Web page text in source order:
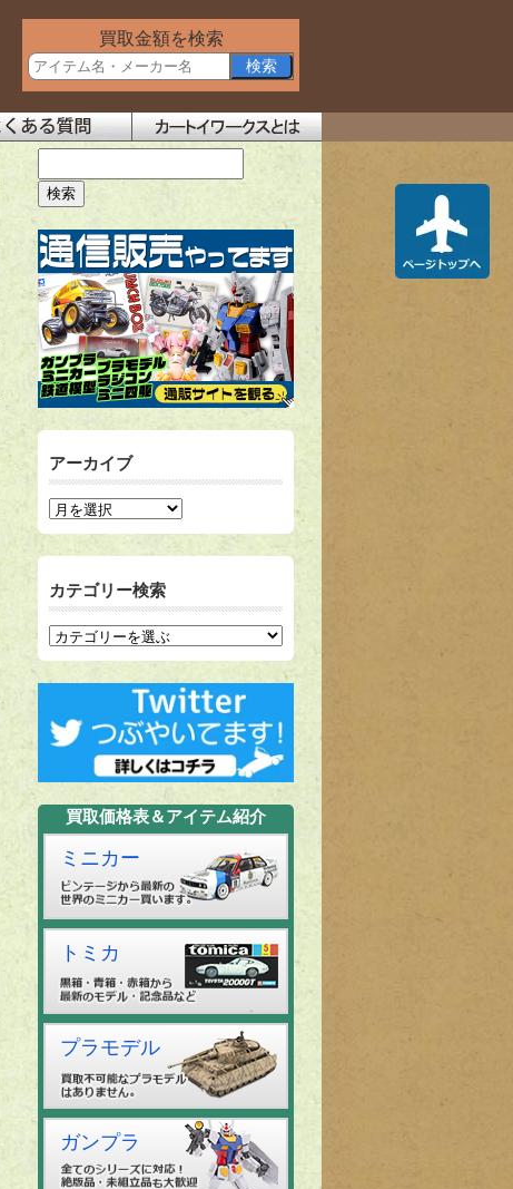
買取金額を検索
アーカイブ
カテゴリー検索
買取価格表＆アイテム紹介
ミニカー
トミカ
プラモデル
ガンプラ